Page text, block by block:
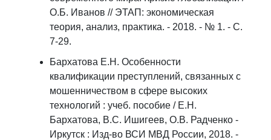
О.Б. Иванов // ЭТАП: экономическая
теория, анализ, практика. - 2018. - № 1. - С.
7-29.
Бархатова Е.Н. Особенности
квалификации преступлений, связанных с
мошенничеством в сфере высоких
технологий : учеб. пособие / Е.Н.
Бархатова, В.С. Ишигеев, О.В. Радченко -
Иркутск : Изд-во ВСИ МВД России, 2018. -